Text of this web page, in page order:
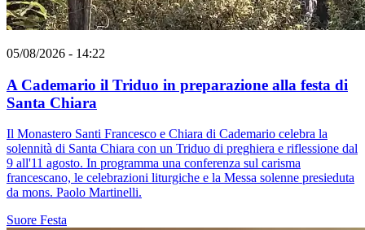
05/08/2026 - 14:22
A Cademario il Triduo in preparazione alla festa di
Santa Chiara
Il Monastero Santi Francesco e Chiara di Cademario celebra la
solennità di Santa Chiara con un Triduo di preghiera e riflessione dal
9 all'11 agosto. In programma una conferenza sul carisma
francescano, le celebrazioni liturgiche e la Messa solenne presieduta
da mons. Paolo Martinelli.
Suore Festa